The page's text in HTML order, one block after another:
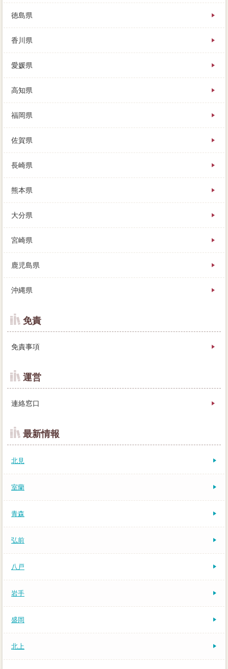
徳島県
香川県
愛媛県
高知県
福岡県
佐賀県
長崎県
熊本県
大分県
宮崎県
鹿児島県
沖縄県
免責
免責事項
運営
連絡窓口
最新情報
北見
室蘭
青森
弘前
八戸
岩手
盛岡
北上